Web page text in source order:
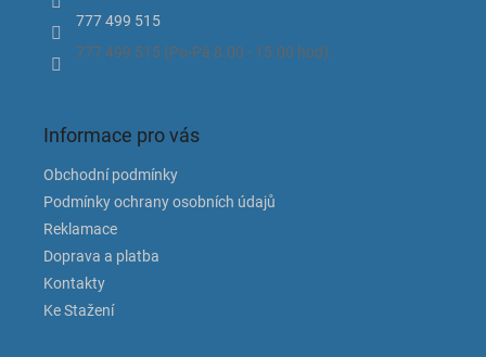
777 499 515
777 499 515 (Po-Pá 8.00 - 15.00 hod).
Informace pro vás
Obchodní podmínky
Podmínky ochrany osobních údajů
Reklamace
Doprava a platba
Kontakty
Ke Stažení